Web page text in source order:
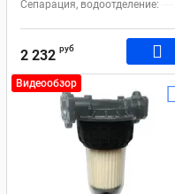
Сепарация, водоотделение:
2 232 руб
Видеообзор